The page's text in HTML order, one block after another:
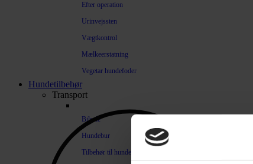
Efter operation
Urinvejssten
Vægtkontrol
Mælkeerstatning
Vegetar hundefoder
Hundetilbehør
Transport
Bilsele
Hundebur
Tilbehør til hundebure